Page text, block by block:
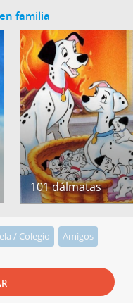
familia
101 dálmatas
/ Colegio Amigos